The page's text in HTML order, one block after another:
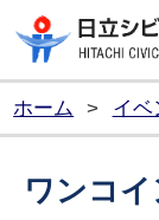
ホーム > イベ
ワンコ